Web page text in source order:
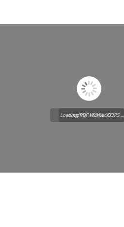
Loading WEBGL 3D ...
Loading PDF Worker CORS ...